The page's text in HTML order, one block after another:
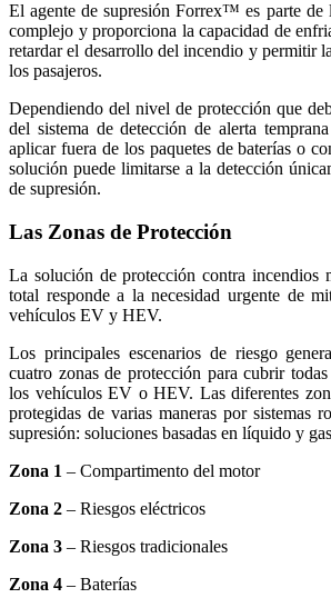
El agente de supresión Forrex™ es parte de
complejo y proporciona la capacidad de
retardar el desarrollo del incendio y permitir
los pasajeros.
Dependiendo del nivel de protección que
del sistema de detección de alerta
aplicar fuera de los paquetes de baterías o
solución puede limitarse a la detección
de supresión.
Las Zonas de Protección
La solución de protección contra incendios
total responde a la necesidad urgente de
vehículos EV y HEV.
Los principales escenarios de riesgo
cuatro zonas de protección para cubrir
los vehículos EV o HEV. Las diferentes
protegidas de varias maneras por sistemas
supresión: soluciones basadas en líquido y
Zona 1 – Compartimento del motor
Zona 2 – Riesgos eléctricos
Zona 3 – Riesgos tradicionales
Zona 4 – Baterías